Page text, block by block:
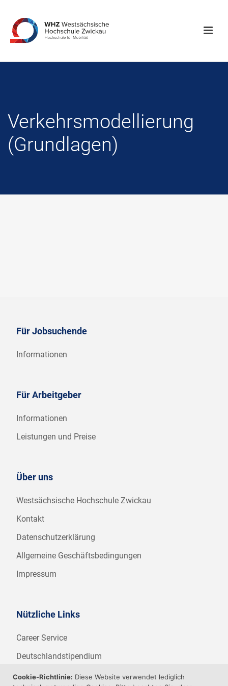
Verkehrsmodellierung
(Grundlagen)
Für Jobsuchende
Informationen
Für Arbeitgeber
Informationen
Leistungen und Preise
Über uns
Westsächsische Hochschule Zwickau
Kontakt
Datenschutzerklärung
Allgemeine Geschäftsbedingungen
Impressum
Nützliche Links
Career Service
Deutschlandstipendium
WHZ Firmenstipendium
Cookie-Richtlinie: Diese Website verwendet lediglich